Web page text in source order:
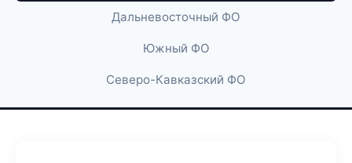
Дальневосточный ФО
Южный ФО
Северо-Кавказский ФО